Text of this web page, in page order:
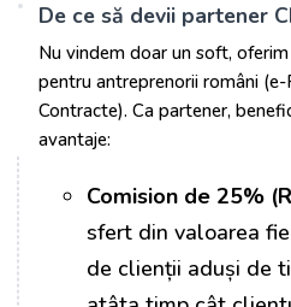
De ce să devii partener
Nu vindem doar un soft,
pentru antreprenorii români (e-
Contracte). Ca partener,
avantaje:
Comision de 25%
sfert din valoarea
de clienții aduși de